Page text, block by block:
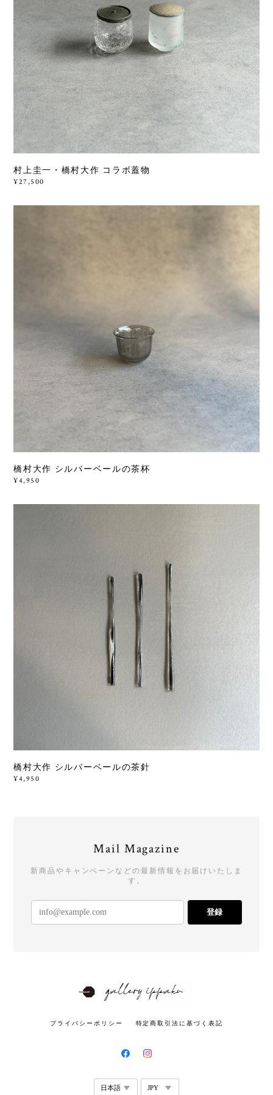
村上圭一・橋村大作 コラボ蓋物
¥27,500
橋村大作 シルバーベールの茶杯
¥4,950
橋村大作 シルバーベールの茶針
¥4,950
Mail Magazine
新商品やキャンペーンなどの最新情報をお届けいたしま
す。
登録
プライバシーポリシー 特定商取引法に基づく表記